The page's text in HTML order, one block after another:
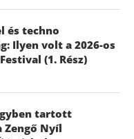
és techno
Ilyen volt a 2026-os
(1. Rész)
tartott
Nyíl